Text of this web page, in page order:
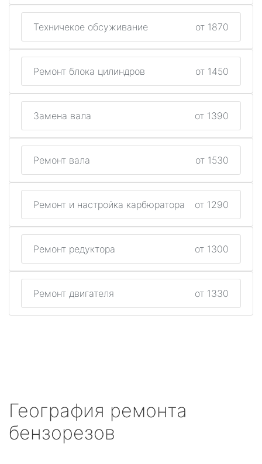
Техничекое обсуживание от 1870
Ремонт блока цилиндров от 1450
Замена вала от 1390
Ремонт вала от 1530
Ремонт и настройка карбюратора от 1290
Ремонт редуктора от 1300
Ремонт двигателя от 1330
География ремонта
бензорезов